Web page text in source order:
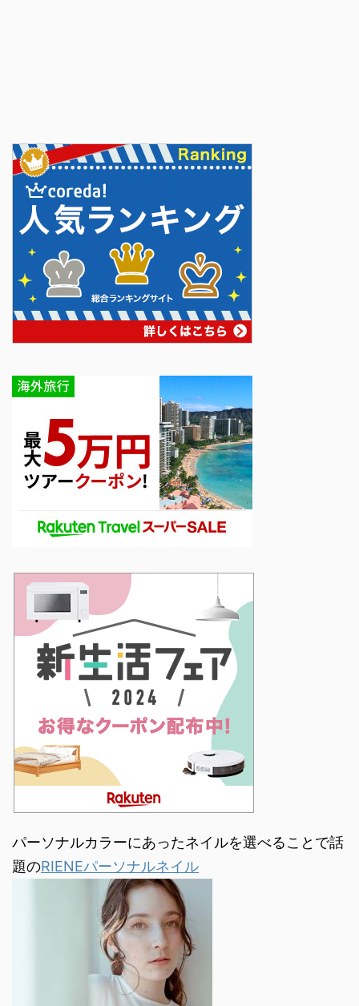
パーソナルカラーにあったネイルを選べることで話
題のRIENEパーソナルネイル